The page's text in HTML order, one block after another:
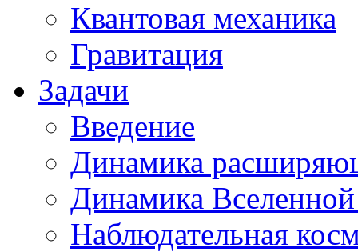
Квантовая механика
Гравитация
Задачи
Введение
Динамика
Динамика
Наблюдательная